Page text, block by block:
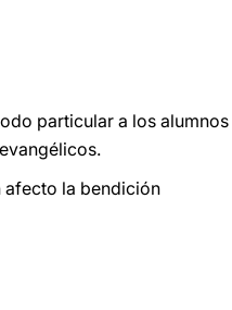
particular a los alumnos
afecto la bendición